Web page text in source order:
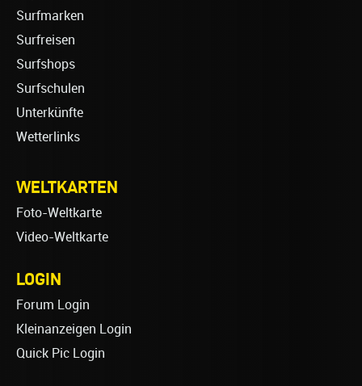
Surfmarken
Surfreisen
Surfshops
Surfschulen
Unterkünfte
Wetterlinks
WELTKARTEN
Foto-Weltkarte
Video-Weltkarte
LOGIN
Forum Login
Kleinanzeigen Login
Quick Pic Login